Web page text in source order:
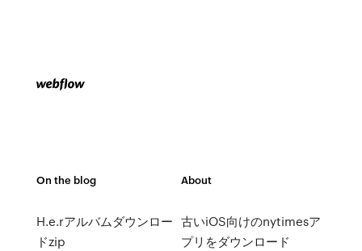
On the blog
H.e.rアルバムダウンロー
ドzip
About
古いiOS向けのnytimesア
プリをダウンロード